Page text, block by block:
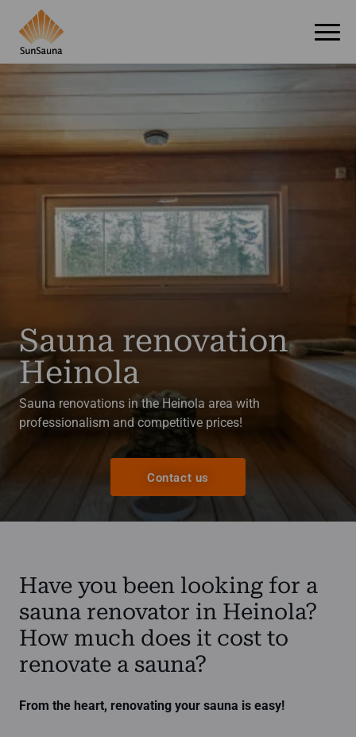
Sauna renovation
Heinola
Sauna renovations in the Heinola area with
professionalism and competitive prices!
Contact us
Have you been looking for a
sauna renovator in Heinola?
How much does it cost to
renovate a sauna?
From the heart, renovating your sauna is easy!